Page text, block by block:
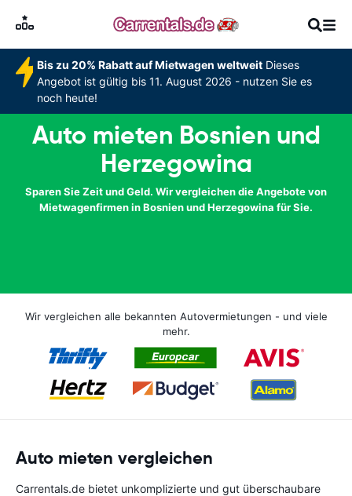
Bis zu 20% Rabatt auf Mietwagen weltweitDieses
Angebot ist gültig bis 11. August 2026 - nutzen Sie es
noch heute!
Auto mieten Bosnien und
Herzegowina
Sparen Sie Zeit und Geld. Wir vergleichen die Angebote von
Mietwagenfirmen in Bosnien und Herzegowina für Sie.
Wir vergleichen alle bekannten Autovermietungen - und viele
mehr.
Auto mieten vergleichen
Carrentals.de bietet unkomplizierte und gut überschaubare